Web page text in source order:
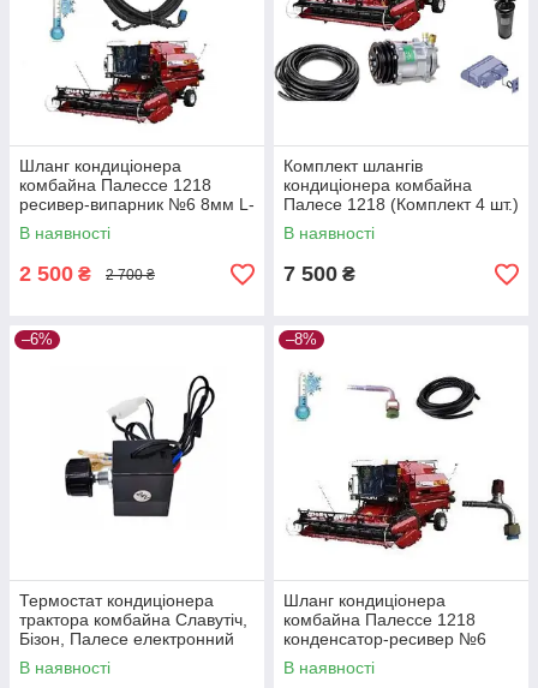
Шланг кондиціонера
комбайна Палессе 1218
ресивер-випарник №6 8мм L-
6100 мм
В наявності
2 500 ₴ 2 700 ₴
Комплект шлангів
кондиціонера комбайна
Палесе 1218 (Комплект 4 шт.)
В наявності
7 500 ₴
–6%
Термостат кондиціонера
трактора комбайна Славутіч,
Бізон, Палесе електронний
24V. 09-000102-00 (З
вбудованим
В наявності
–8%
Шланг кондиціонера
комбайна Палессе 1218
конденсатор-ресивер №6
8мм L-1100 мм.
В наявності